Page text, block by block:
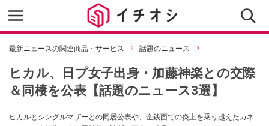
最新ニュースの関連商品・サービス 話題のニュース
ヒカル、日プ女子出身・加藤神楽との交際
＆同棲を公表【話題のニュース3選】
ヒカルとシングルマザーとの同居公表や、金銭面での炎上を乗り越えたカネ